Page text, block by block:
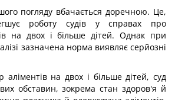
погляду вбачається доречною. Це,
роботу судів у справах про
на двох і більше дітей. Однак при
зазначена норма виявляє серйозні
на двох і більше дітей, суд
обставин, зокрема стан здоров'я й